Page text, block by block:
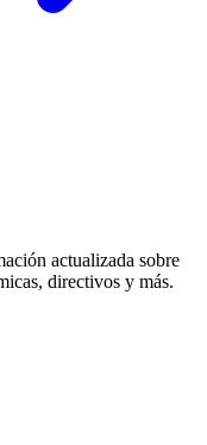
actualizada sobre
directivos y más.